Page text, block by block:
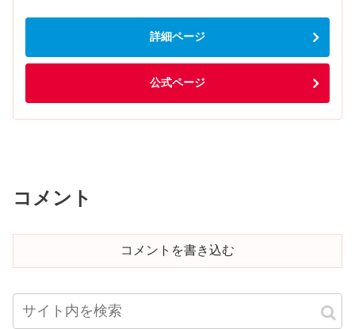
詳細ページ
公式ページ
コメント
コメントを書き込む